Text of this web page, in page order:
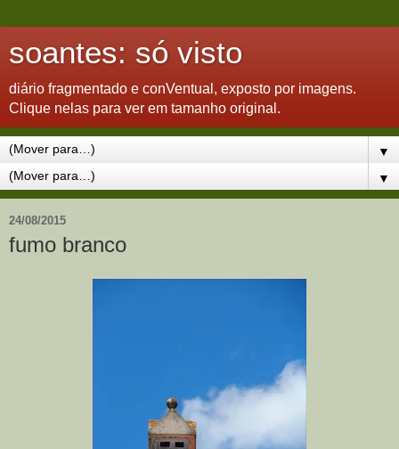
soantes: só visto
diário fragmentado e conVentual, exposto por imagens.
Clique nelas para ver em tamanho original.
▼
▼
24/08/2015
fumo branco